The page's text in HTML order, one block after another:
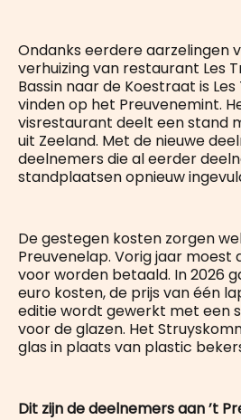
Ondanks eerdere aarzelingen
verhuizing van restaurant Les
Bassin naar de Koestraat is
vinden op het Preuvenemint.
visrestaurant deelt een stand
uit Zeeland. Met de nieuwe
deelnemers die al eerder
standplaatsen opnieuw
De gestegen kosten zorgen
Preuvenelap. Vorig jaar moest
voor worden betaald. In 2026
euro kosten, de prijs van één
editie wordt gewerkt met een
voor de glazen. Het
glas in plaats van plastic
Dit zijn de deelnemers aan ’t